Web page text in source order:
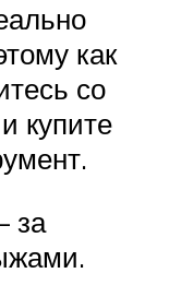
как
со
купите
за